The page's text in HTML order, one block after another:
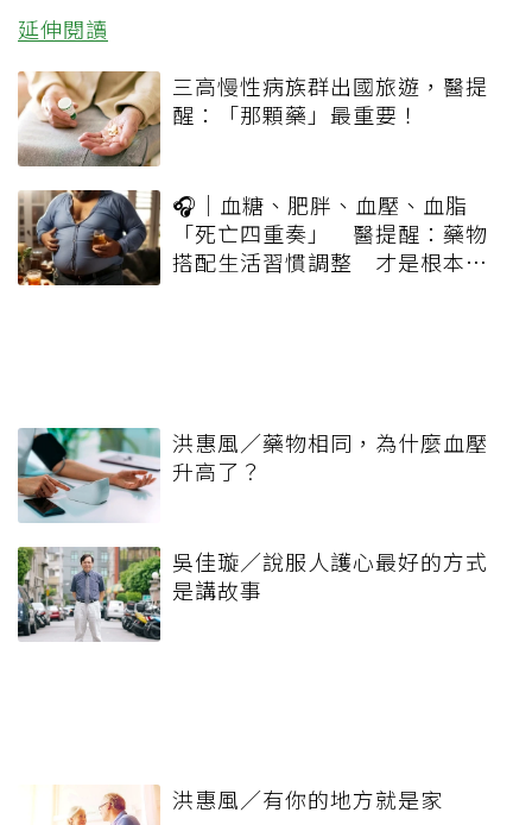
延伸閱讀
三高慢性病族群出國旅遊，醫提
醒：「那顆藥」最重要！
🎧｜血糖、肥胖、血壓、血脂
「死亡四重奏」 醫提醒：藥物
搭配生活習慣調整 才是根本解
洪惠風／藥物相同，為什麼血壓
升高了？
吳佳璇／說服人護心最好的方式
是講故事
洪惠風／有你的地方就是家